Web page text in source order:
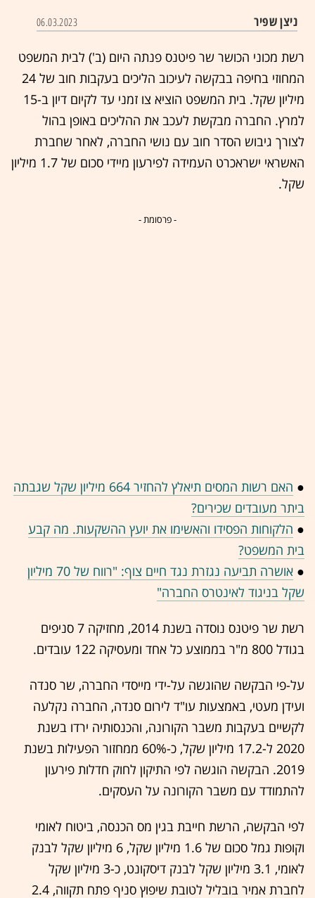
ניצן שפיר 06.03.2023
רשת מכוני הכושר שר פיטנס פנתה היום (ב') לבית המשפט
המחוזי בחיפה בבקשה לעיכוב הליכים בעקבות חוב של 24
מיליון שקל. בית המשפט הוציא צו זמני עד לקיום דיון ב-15
למרץ. החברה מבקשת לעכב את ההליכים באופן בהול
לצורך גיבוש הסדר חוב עם נושי החברה, לאחר שחברת
האשראי ישראכרט העמידה לפירעון מיידי סכום של 1.7 מיליון
שקל.
- פרסומת -
●
האם רשות המסים תיאלץ להחזיר 664 מיליון שקל שגבתה
ביתר מעובדים שכירים?
● הלקוחות הפסידו והאשימו את יועץ ההשקעות. מה קבע
בית המשפט?
●
אושרה תביעה נגזרת נגד חיים צוף: "רווח של 70 מיליון
שקל בניגוד לאינטרס החברה"
רשת שר פיטנס נוסדה בשנת 2014, מחזיקה 7 סניפים
בגודל 800 מ"ר בממוצע כל אחד ומעסיקה 122 עובדים.
על-פי הבקשה שהוגשה על-ידי מייסדי החברה, שר סנדה
ועידן מעטי, באמצעות עו"ד לירום סנדה, החברה נקלעה
לקשיים בעקבות משבר הקורונה, והכנסותיה ירדו בשנת
2020 ל-17.2 מיליון שקל, כ-60% ממחזור הפעילות בשנת
2019. הבקשה הוגשה לפי התיקון לחוק חדלות פירעון
להתמודד עם משבר הקורונה על העסקים.
לפי הבקשה, הרשת חייבת בגין מס הכנסה, ביטוח לאומי
וקופות גמל סכום של 1.6 מיליון שקל, 6 מיליון שקל לבנק
לאומי, 3.1 מיליון שקל לבנק דיסקונט, כ-3 מיליון שקל
לחברת אמיר בובליל לטובת שיפוץ סניף פתח תקווה, 2.4